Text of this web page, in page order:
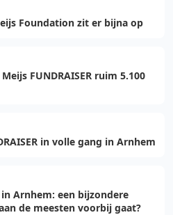
Foundation zit er bijna op
FUNDRAISER ruim 5.100
in volle gang in Arnhem
Arnhem: een bijzondere
de meesten voorbij gaat?